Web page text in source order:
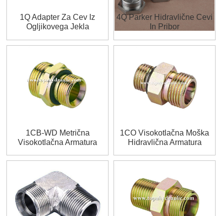
1Q Adapter Za Cev Iz
Ogljikovega Jekla
4Q Parker Hidravlične Cevi
In ​​pribor
1CB-WD Metrična
Visokotlačna Armatura
1CO Visokotlačna Moška
Hidravlična Armatura